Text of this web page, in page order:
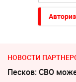
НОВОСТИ
Песков: СВО